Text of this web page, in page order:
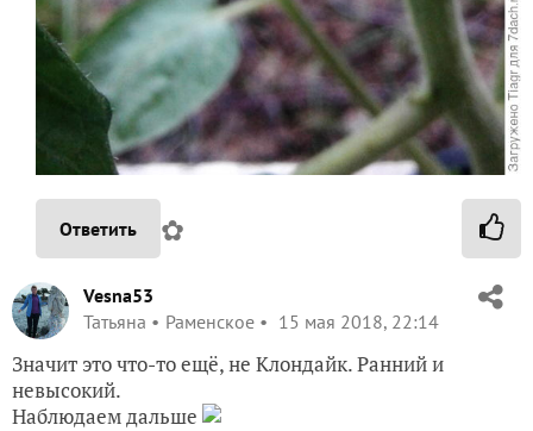
Ответить ✿
Vesna53
Татьяна
Раменское 15 мая 2018, 22:14
Значит это что-то ещё, не Клондайк. Ранний и
невысокий.
Наблюдаем дальше